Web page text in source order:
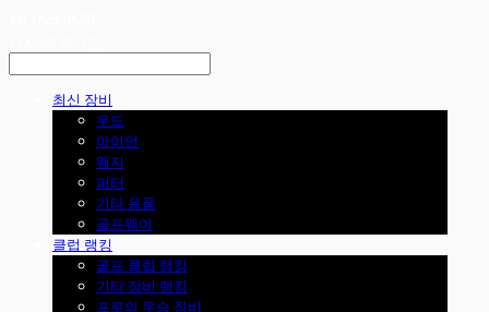
최신 장비
우드
아이언
웨지
퍼터
기타 용품
골프웨어
클럽 랭킹
골프 클럽 랭킹
기타 장비 랭킹
프로의 우승 장비